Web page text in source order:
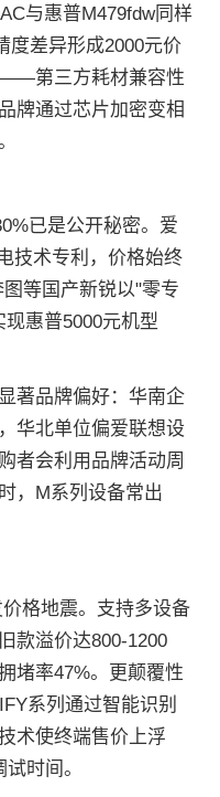
与惠普M479fdw同样
度差异形成2000元价
第三方耗材兼容性
牌通过芯片加密变相
已是公开秘密。爱
技术专利，价格始终
等国产新锐以"零专
惠普5000元机型
著品牌偏好：华南企
华北单位偏爱联想设
者会利用品牌活动周
，M系列设备常出
格地震。支持多设备
款溢价达800-1200
堵率47%。更颠覆性
系列通过智能识别
术使终端售价上浮
时间。